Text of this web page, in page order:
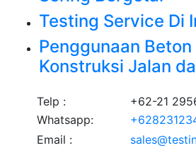
Testing Service Di
Penggunaan
Konstruksi Jalan
Telp :
+62-21
Whatsapp:
Email :